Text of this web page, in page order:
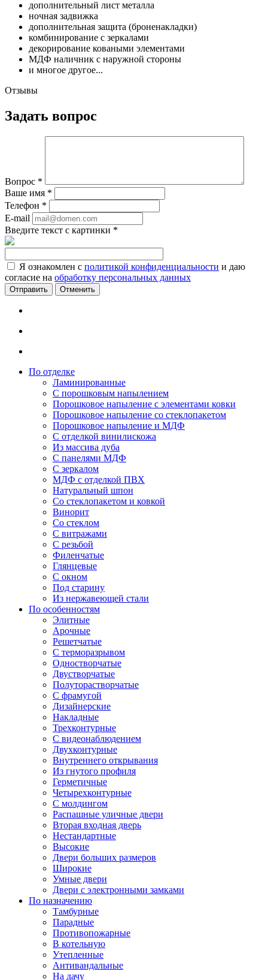
дополнительный лист металла
ночная задвижка
дополнительная защита (броненакладки)
комбинирование с зеркалами
декорирование коваными элементами
МДФ наличник с наружной стороны
и многое другое...
Отзывы
Задать вопрос
Вопрос *
Ваше имя *
Телефон *
E-mail
Введите текст с картинки *
Я ознакомлен с политикой конфиденциальности и даю
согласие на обработку персональных данных
Отменить
По отделке
Ламинированные
С порошковым напылением
Порошковое напыление с элементами ковки
Порошковое напыление со стеклопакетом
Порошковое напыление и МДФ
С отделкой винилискожа
Из массива дуба
С панелями МДФ
С зеркалом
МДФ с отделкой ПВХ
Натуральный шпон
Со стеклопакетом и ковкой
Винорит
Со стеклом
С витражами
С резьбой
Филенчатые
Глянцевые
С окном
Под старину
Из нержавеющей стали
По особенностям
Элитные
Арочные
Решетчатые
С терморазрывом
Одностворчатые
Двустворчатые
Полуторастворчатые
С фрамугой
Дизайнерские
Накладные
Трехконтурные
С видеонаблюдением
Двухконтурные
Внутреннего открывания
Из гнутого профиля
Герметичные
Четырехконтурные
С молдингом
Распашные уличные двери
Вторая входная дверь
Нестандартные
Высокие
Двери больших размеров
Широкие
Умные двери
Двери с электронными замками
По назначению
Тамбурные
Парадные
Противопожарные
В котельную
Утепленные
Антивандальные
На дачу